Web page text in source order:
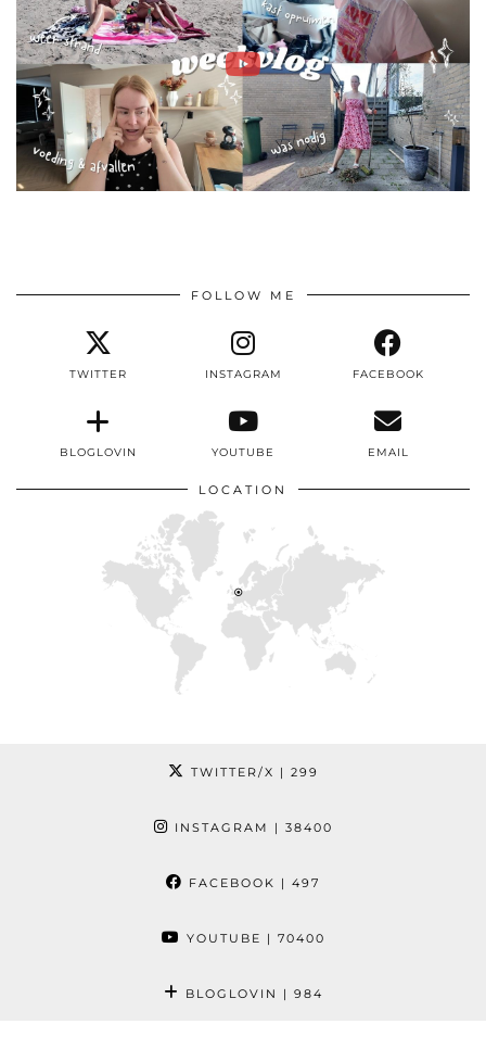
FOLLOW ME
TWITTER INSTAGRAM FACEBOOK
BLOGLOVIN YOUTUBE EMAIL
LOCATION
TWITTER/X | 299
INSTAGRAM | 38400
FACEBOOK | 497
YOUTUBE | 70400
BLOGLOVIN | 984